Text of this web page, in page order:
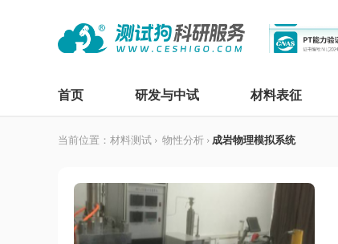
首页 研发与中试 材料表征
当前位置： 材料测试 › 物性分析 › 成岩物理模拟系统